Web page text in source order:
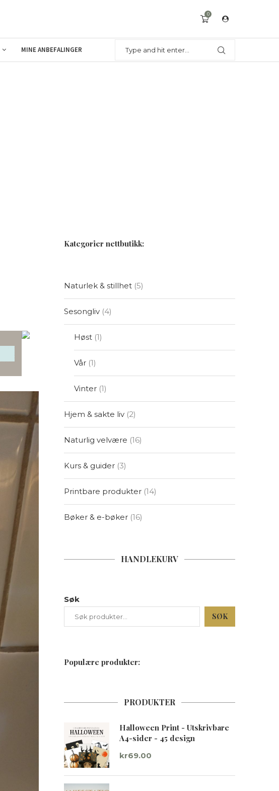
0
MINE ANBEFALINGER
Kategorier nettbutikk:
Naturlek & stillhet 5
Sesongliv 4
Høst 1
Vår 1
Vinter 1
Hjem & sakte liv 2
Naturlig velvære 16
Kurs & guider 3
Printbare produkter 14
Bøker & e-bøker 16
HANDLEKURV
Søk
SØK
Populære produkter:
PRODUKTER
Halloween Print - Utskrivbare
A4-sider - 45 design
kr69.00